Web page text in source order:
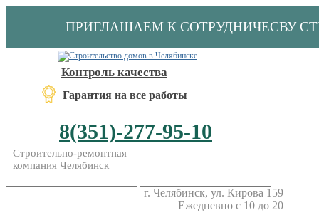
ПРИГЛАШАЕМ К СОТРУДНИЧЕСВУ
Контроль качества
Гарантия на все работы
8(351)-277-95-10
Строительно-ремонтная
компания Челябинск
г. Челябинск, ул. Кирова 159
Ежедневно с 10 до 20